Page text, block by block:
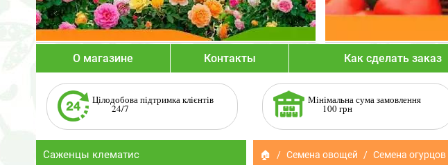
О магазине Контакты Как сделать заказ
Цілодобова підтримка клієнтів
24/7
Мінімальна сума замовлення
100 грн
Саженцы клематис 🏠 Семена овощей Семена огурцов